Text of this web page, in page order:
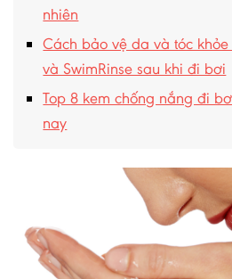
nhiên
Cách bảo vệ da và tóc
và SwimRinse sau khi đi bơi
Top 8 kem chống nắng đi
nay